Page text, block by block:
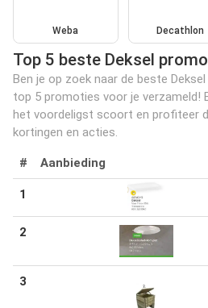
Weba Decathlon
Top 5 beste Deksel
Ben je op zoek naar de beste
top 5 promoties voor je verzameld!
het voordeligst scoort en profiteer
kortingen en acties.
# Aanbieding
1
2
3